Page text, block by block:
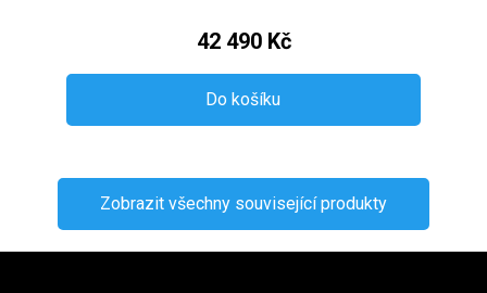
42 490 Kč
Do košíku
Zobrazit všechny související produkty